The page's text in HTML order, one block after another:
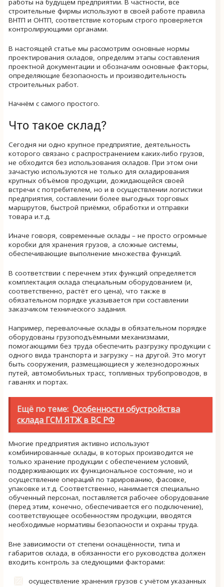
работы на будущем предприятии. В частности, все
строительные фирмы используют в своей работе правила
ВНТП и ОНТП, соответствие которым строго проверяется
контролирующими органами.
В настоящей статье мы рассмотрим основные нормы
проектирования складов, определим этапы составления
проектной документации и обозначим основные факторы,
определяющие безопасность и производительность
строительных работ.
Начнём с самого простого.
Что такое склад?
Сегодня ни одно крупное предприятие, деятельность
которого связано с распространением каких-либо грузов,
не обходится без использования складов. При этом они
зачастую используются не только для складирования
крупных объёмов продукции, дожидающейся своей
встречи с потребителем, но и в осуществлении логистики
предприятия, составлении более выгодных торговых
маршрутов, быстрой приёмки, обработки и отправки
товара и.т.д.
Иначе говоря, современные склады – не просто огромные
коробки для хранения грузов, а сложные системы,
обеспечивающие выполнение множества функций.
В соответствии с перечнем этих функций определяется
комплектация склада специальным оборудованием (и,
соответственно, растёт его цена), что также в
обязательном порядке указывается при составлении
заказчиком технического задания.
Например, перевалочные склады в обязательном порядке
оборудованы грузоподъёмными механизмами,
помогающими без труда обеспечить разгрузку продукции с
одного вида транспорта и загрузку – на другой. Это могут
быть сооружения, размещающиеся у железнодорожных
путей, автомобильных трасс, топливных трубопроводов, в
гаванях и портах.
Ещё по теме: Особенности обустройства
склада ГСМ ЯТЖ в ВС РФ
Многие предприятия активно используют
комбинированные склады, в которых производится не
только хранение продукции с обеспечением условий,
поддерживающих их функциональное состояние, но и
осуществление операций по тарированию, фасовке,
упаковке и.т.д. Соответственно, нанимается специально
обученный персонал, поставляется рабочее оборудование
(перед этим, конечно, обеспечивается его подключение),
соответствующее особенностям продукции, вводятся
необходимые нормативы безопасности и охраны труда.
Вне зависимости от степени оснащённости, типа и
габаритов склада, в обязанности его руководства должен
входить контроль за следующими факторами:
осуществление хранения грузов с учётом указанных